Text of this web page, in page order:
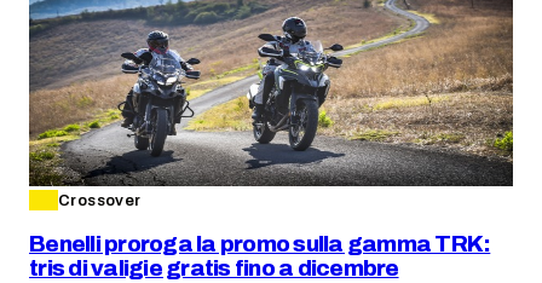
Crossover
Benelli proroga la promo sulla gamma TRK:
tris di valigie gratis fino a dicembre